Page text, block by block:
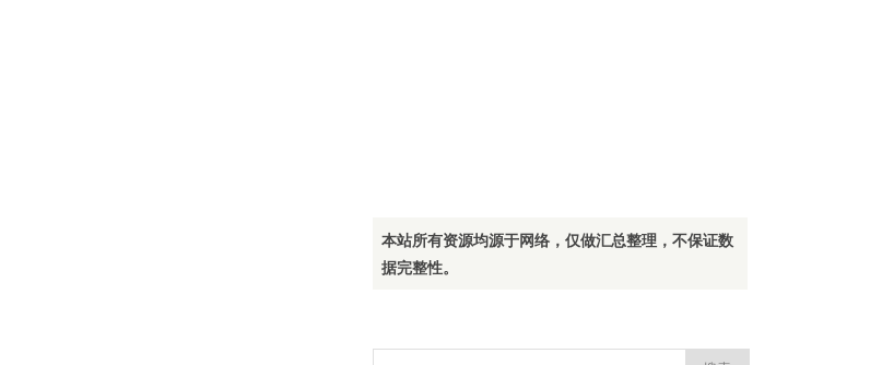
本站所有资源均源于网络，仅做汇总整理，不保证数
据完整性。